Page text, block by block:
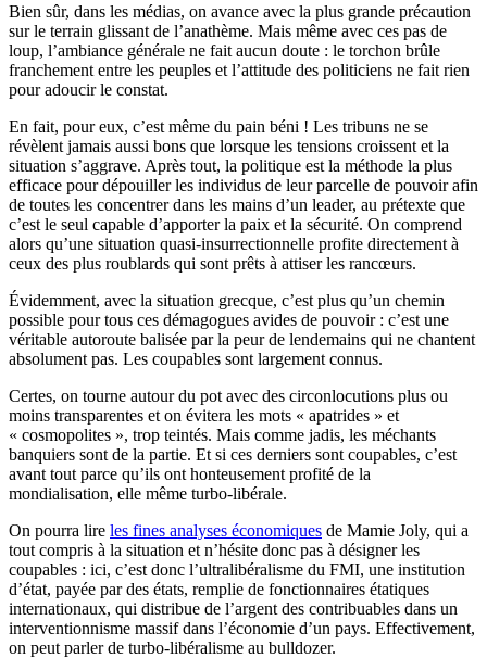
Bien sûr, dans les médias, on avance avec la plus grande précaution
sur le terrain glissant de l’anathème. Mais même avec ces pas de
loup, l’ambiance générale ne fait aucun doute : le torchon brûle
franchement entre les peuples et l’attitude des politiciens ne fait rien
pour adoucir le constat.
En fait, pour eux, c’est même du pain béni ! Les tribuns ne se
révèlent jamais aussi bons que lorsque les tensions croissent et la
situation s’aggrave. Après tout, la politique est la méthode la plus
efficace pour dépouiller les individus de leur parcelle de pouvoir afin
de toutes les concentrer dans les mains d’un leader, au prétexte que
c’est le seul capable d’apporter la paix et la sécurité. On comprend
alors qu’une situation quasi-insurrectionnelle profite directement à
ceux des plus roublards qui sont prêts à attiser les rancœurs.
Évidemment, avec la situation grecque, c’est plus qu’un chemin
possible pour tous ces démagogues avides de pouvoir : c’est une
véritable autoroute balisée par la peur de lendemains qui ne chantent
absolument pas. Les coupables sont largement connus.
Certes, on tourne autour du pot avec des circonlocutions plus ou
moins transparentes et on évitera les mots « apatrides » et
« cosmopolites », trop teintés. Mais comme jadis, les méchants
banquiers sont de la partie. Et si ces derniers sont coupables, c’est
avant tout parce qu’ils ont honteusement profité de la
mondialisation, elle même turbo-libérale.
On pourra lire les fines analyses économiques de Mamie Joly, qui a
tout compris à la situation et n’hésite donc pas à désigner les
coupables : ici, c’est donc l’ultralibéralisme du FMI, une institution
d’état, payée par des états, remplie de fonctionnaires étatiques
internationaux, qui distribue de l’argent des contribuables dans un
interventionnisme massif dans l’économie d’un pays. Effectivement,
on peut parler de turbo-libéralisme au bulldozer.